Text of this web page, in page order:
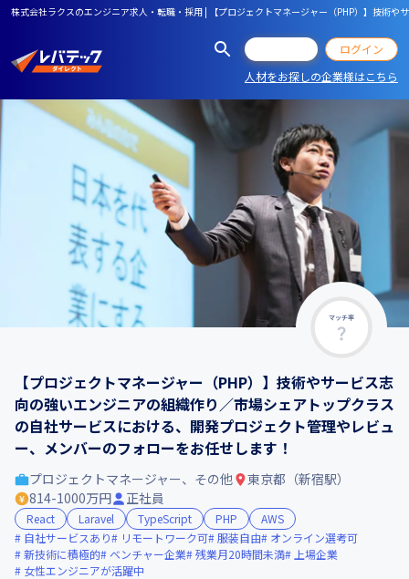
株式会社ラクスのエンジニア求人・転職・採用 | 【プロジェクトマネージャー（PHP）】技術
ログイン
人材をお探しの企業様はこちら
マッチ率
【プロジェクトマネージャー（PHP）】技術やサービス志
向の強いエンジニアの組織作り／市場シェアトップクラス
の自社サービスにおける、開発プロジェクト管理やレビュ
ー、メンバーのフォローをお任せします！
プロジェクトマネージャー、その他
東京都（新宿駅）
814-1000万円
正社員
React Laravel TypeScript PHP
AWS
自社サービスあり
リモートワーク可 服装自由
オンライン選考可
新技術に積極的
ベンチャー企業 残業月20時間未満
上場企業
女性エンジニアが活躍中